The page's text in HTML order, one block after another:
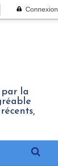
Connexion
par la